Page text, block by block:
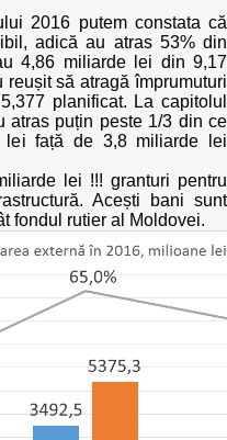
2016 putem constata că
adică au atras 53% din
4,86 miliarde lei din 9,17
să atragă împrumuturi
planificat. La capitolul
atras puțin peste 1/3 din ce
lei față de 3,8 miliarde lei
lei !!! granturi pentru
Acești bani sunt
fondul rutier al Moldovei.